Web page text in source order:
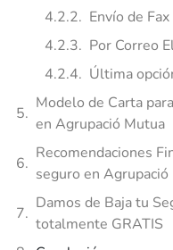
Envío de Fax
Por Correo
Última
Modelo de Carta
en Agrupació Mutua
Recomendaciones
seguro en Agrupació
Damos de Baja tu
totalmente GRATIS